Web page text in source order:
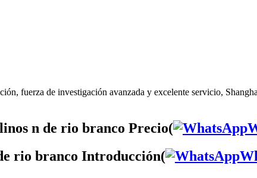
fuerza de investigación avanzada y excelente servicio,
n de rio branco Precio(
rio branco Introducción(